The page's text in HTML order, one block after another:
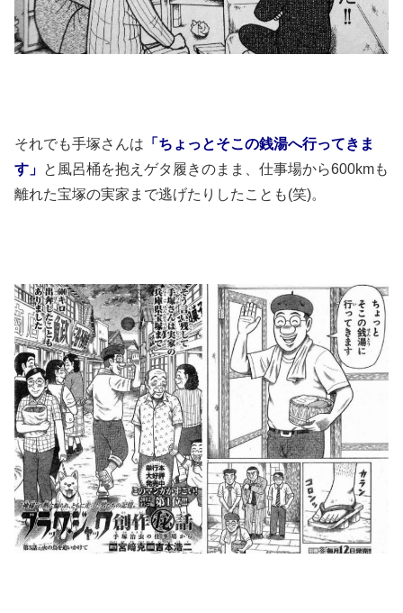
それでも手塚さんは 「ちょっとそこの銭湯へ行ってきま
す」 と風呂桶を抱えゲタ履きのまま、仕事場から600kmも
離れた宝塚の実家まで逃げたりしたことも(笑)。